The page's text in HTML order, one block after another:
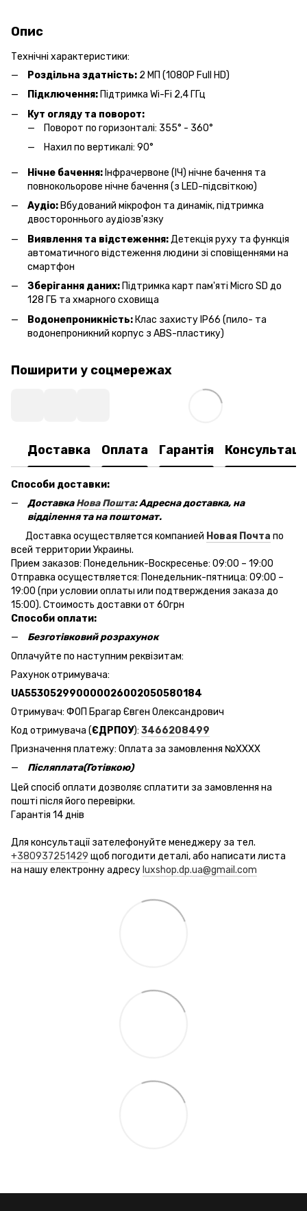
Опис
Технічні характеристики:
Роздільна здатність: 2 МП (1080P Full HD)
Підключення: Підтримка Wi-Fi 2,4 ГГц
Кут огляду та поворот:
Поворот по горизонталі: 355° - 360°
Нахил по вертикалі: 90°
Нічне бачення: Інфрачервоне (ІЧ) нічне бачення та
повнокольорове нічне бачення (з LED-підсвіткою)
Аудіо: Вбудований мікрофон та динамік, підтримка
двостороннього аудіозв'язку
Виявлення та відстеження:Детекція руху та функція
автоматичного відстеження людини зі сповіщеннями на
смартфон
Зберігання даних: Підтримка карт пам'яті Micro SD до
128 ГБ та хмарного сховища
Водонепроникність: Клас захисту IP66 (пило- та
водонепроникний корпус з ABS-пластику)
Поширити у соцмережах
Доставка Оплата Гарантія
Способи доставки:
ДоставкаНова Пошта: Адресна доставка, на
відділення та на поштомат.
Доставка осуществляется компанией Новая Почта по
всей территории Украины.
Прием заказов: Понедельник-Воскресенье: 09:00 – 19:00
Отправка осуществляется: Понедельник-пятница: 09:00 –
19:00 (при условии оплаты или подтверждения заказа до
15:00). Стоимость доставки от 60грн
Способи оплати:
Безготівковий розрахунок
Оплачуйте по наступним реквізитам:
Рахунок отримувача:
UA553052990000026002050580184
Отримувач: ФОП Брагар Євген Олександрович
Код отримувача (ЄДРПОУ): 3466208499
Призначення платежу: Оплата за замовлення №ХХХХ
Післяплата(Готівкою)
Цей спосіб оплати дозволяє сплатити за замовлення на
пошті після його перевірки.
Гарантія 14 днів
Для консультації зателефонуйте менеджеру за тел.
+380937251429 щоб погодити деталі, або написати листа
на нашу електронну адресу luxshop.dp.ua@gmail.com